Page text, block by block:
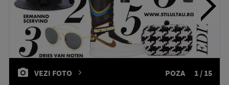
VEZI FOTO POZA 1 / 15